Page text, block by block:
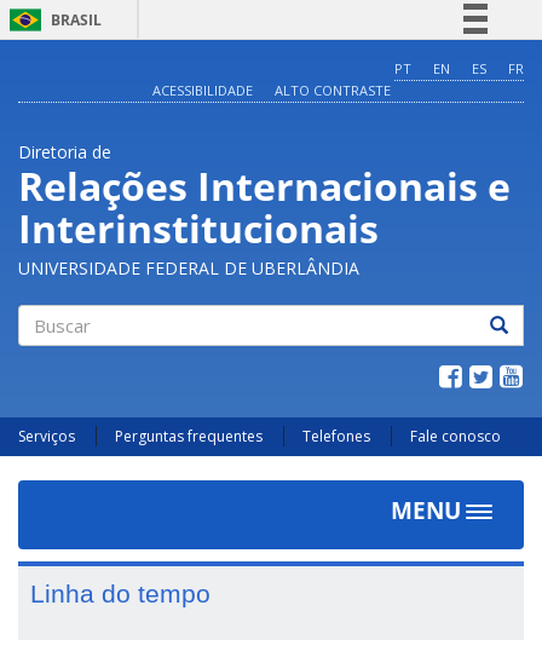
BRASIL
Comunica BR
Acesso à informação
Legislação
Canais
PT EN ES
FR
ACESSIBILIDADE
ALTO CONTRASTE
Diretoria de
Relações Internacionais e
Interinstitucionais
UNIVERSIDADE FEDERAL DE UBERLÂNDIA
Serviços Perguntas frequentes Telefones Fale conosco
MENU
Toggle
Linha do tempo